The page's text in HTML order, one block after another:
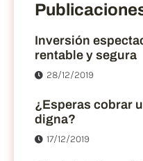
Inversión
rentable y segura
28/12/2019
¿Esperas cobrar
digna?
17/12/2019